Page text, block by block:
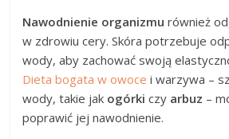
Nawodnienie organizmu również
w zdrowiu cery. Skóra potrzebuje
wody, aby zachować swoją
Dieta bogata w owoce i warzywa –
wody, takie jak ogórki czy arbuz –
poprawić jej nawodnienie.